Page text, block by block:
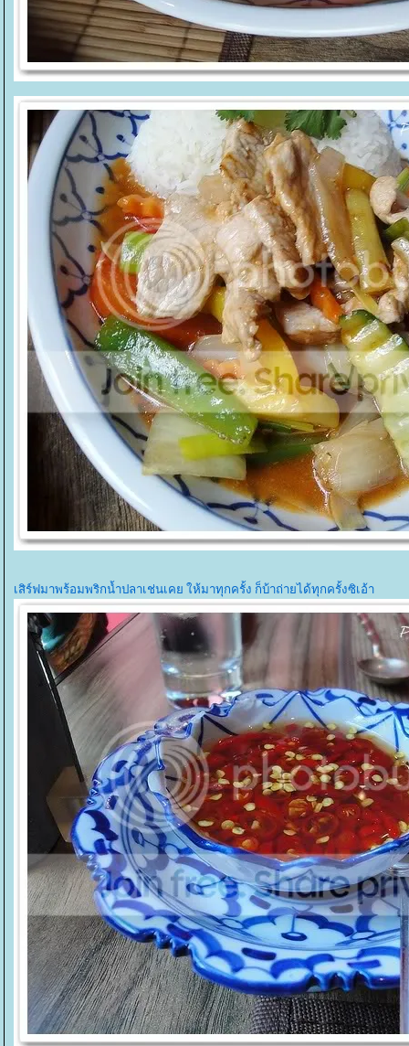
เสิร์ฟมาพร้อมพริกน้ำปลาเช่นเคย ให้มาทุกครั้ง ก็บ้าถ่ายได้ทุกครั้งซิเอ้า